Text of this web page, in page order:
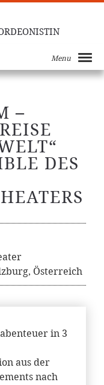
Menu
–
DES
Österreich
in 3
aus der
nach